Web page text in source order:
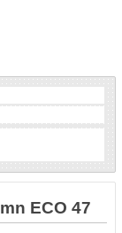
ECO 47